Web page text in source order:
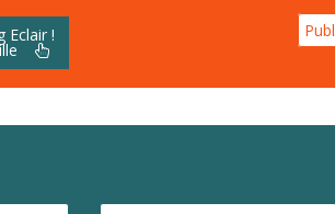
Eclair !